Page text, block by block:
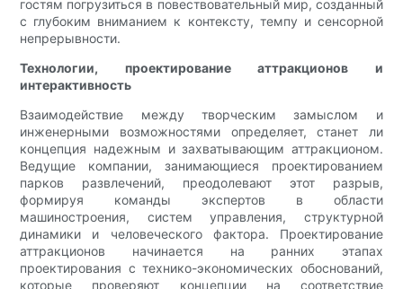
гостям погрузиться в повествовательный мир, созданный
с глубоким вниманием к контексту, темпу и сенсорной
непрерывности.
Технологии, проектирование аттракционов и
интерактивность
Взаимодействие между творческим замыслом и
инженерными возможностями определяет, станет ли
концепция надежным и захватывающим аттракционом.
Ведущие компании, занимающиеся проектированием
парков развлечений, преодолевают этот разрыв,
формируя команды экспертов в области
машиностроения, систем управления, структурной
динамики и человеческого фактора. Проектирование
аттракционов начинается на ранних этапах
проектирования с технико-экономических обоснований,
которые проверяют концепции на соответствие